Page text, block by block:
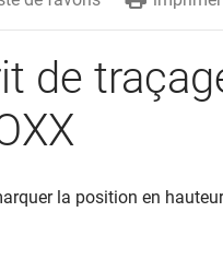
de
la position en